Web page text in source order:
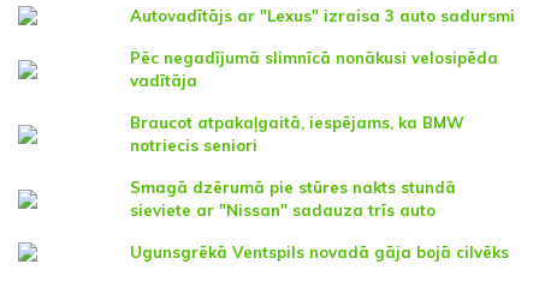
Autovadītājs ar "Lexus" izraisa 3 auto sadursmi
Pēc negadījumā slimnīcā nonākusi velosipēda
vadītāja
Braucot atpakaļgaitā, iespējams, ka BMW
notriecis seniori
Smagā dzērumā pie stūres nakts stundā
sieviete ar "Nissan" sadauza trīs auto
Ugunsgrēkā Ventspils novadā gāja bojā cilvēks